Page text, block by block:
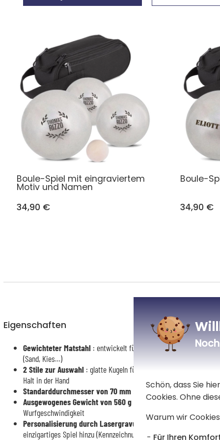
Boule-Spiel mit eingraviertem
Motiv und Namen
34,90 €
Boule-
34,90 €
Eigenschaften
Gewichteter Matstahl : entwickelt für hervorragenden
(Sand, Kies…)
2 Stile zur Auswahl : glatte Kugeln für ein flüssiges Gefühl oder
Halt in der Hand
Standarddurchmesser von 70 mm: universelle Größe, geeignet
Ausgewogenes Gewicht von 560 g: perfekter Kompromiss
Wurfgeschwindigkeit
Personalisierung durch Lasergravur
: fügen Sie einen
einzigartiges Spiel hinzu (Kennzeichnungsbereich: 2,6 x 2,6 cm)
Schön, dass Sie
Cookies. Ohne
Warum wir
Für Ihren